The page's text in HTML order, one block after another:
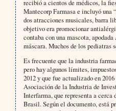
recibió a cientos de médicos, la
Mantecorp Farmasa e incluyó una
dos atracciones musicales, barra
objetivo era promocionar
contaba con una mascota,
máscara. Muchos de los pediatras
Es frecuente que la industria
pero hay algunos límites,
2012 y que fue actualizado en
Asociación de la Industria de
Interfarma, que representa a cerca
Brasil. Según el documento, está